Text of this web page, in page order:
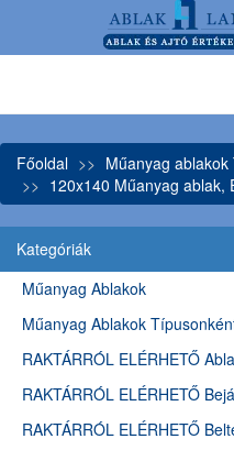
Főoldal Műanyag
120x140 Műanyag ablak,
Kategóriák
Műanyag Ablakok
Műanyag Ablakok
RAKTÁRRÓL ELÉRHETŐ
RAKTÁRRÓL ELÉRHETŐ
RAKTÁRRÓL ELÉRHETŐ